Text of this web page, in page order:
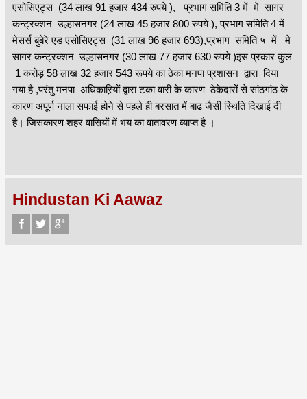
एसोसिएट्स (34 लाख 91 हजार 434 रुपये ), प्रभाग समिति 3 में मे सागर
कन्ट्रक्शन उल्हासनगर (24 लाख 45 हजार 800 रुपये ), प्रभाग समिति 4 में
मेसर्स बुबेरे एड एसोसिएट्स (31 लाख 96 हजार 693),प्रभाग समिति ५ में मे
सागर कन्ट्रक्शन उल्हासनगर (30 लाख 77 हजार 630 रुपये )इस प्रकार कुल
1 करोड़ 58 लाख 32 हजार 543 रूपये का ठेका मनपा प्रशासन द्वारा दिया
गया है ,परंतु मनपा अधिकाऱियों द्वारा टका वारी के कारण ठेकेदारों से सांठगांठ के
कारण अपूर्ण नाला सफाई होने से पहले ही बरसात में बाढ जैसी स्थिति दिखाई दी
है। जिसकारण शहर वासियों में भय का वातावरण व्याप्त है ।
Hindustan Ki Aawaz